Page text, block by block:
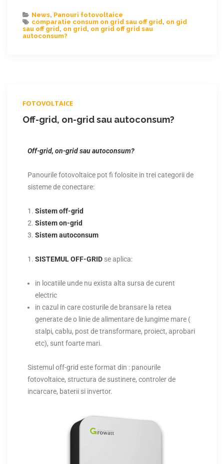
News, Panouri fotovoltaice
comparatie consum on grid sau off grid, on gid
sau off grid, on grid, on grid off grid sau
autoconsum?
FOTOVOLTAICE
Off-grid, on-grid sau autoconsum?
Off-grid, on-grid sau autoconsum?
Panourile fotovoltaice pot fi folosite in trei categorii de
sisteme de conectare:
Sistem off-grid
Sistem on-grid
Sistem autoconsum
SISTEMUL OFF-GRID se aplica:
in locatiile unde nu exista alta sursa de curent
electric
in cazul in care costurile de bransare la retea
generate de o linie de alimentare de lungime mare (
stalpi, cablu, post de transformare, proiect, aprobari
etc), sunt foarte mari.
Sistemul off-grid este format din : panourile
fotovoltaice, structura de sustinere, controler de
incarcare, baterii si invertor.